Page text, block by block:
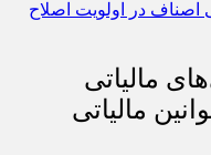
مالیاتی
مالیاتی